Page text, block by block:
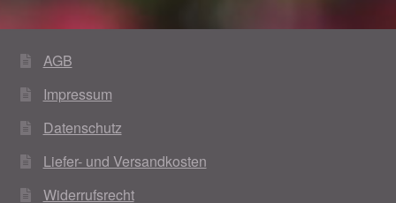
AGB
Impressum
Datenschutz
Liefer- und Versandkosten
Widerrufsrecht